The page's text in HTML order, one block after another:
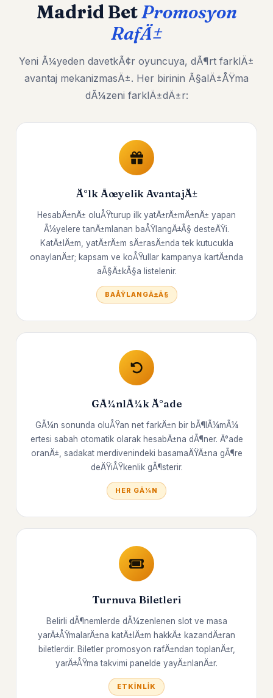
Madrid BetPromosyon
RafÄ±
Yeni Ã¼yeden davetkÃ¢r oyuncuya, dÃ¶rt farklÄ±
avantaj mekanizmasÄ±. Her birinin Ã§alÄ±ÅŸma
dÃ¼zeni farklÄ±dÄ±r:
Ä°lk Ãœyelik AvantajÄ±
HesabÄ±nÄ± oluÅŸturup ilk yatÄ±rÄ±mÄ±nÄ± yapan
Ã¼yelere tanÄ±mlanan baÅŸlangÄ±Ã§ desteÄŸi.
KatÄ±lÄ±m, yatÄ±rÄ±m sÄ±rasÄ±nda tek kutucukla
onaylanÄ±r; kapsam ve koÅŸullar kampanya kartÄ±nda
aÃ§Ä±kÃ§a listelenir.
BAÅŸLANGÄ±Ã§
GÃ¼nlÃ¼k Ä°ade
GÃ¼n sonunda oluÅŸan net farkÄ±n bir bÃ¶lÃ¼mÃ¼
ertesi sabah otomatik olarak hesabÄ±na dÃ¶ner. Ä°ade
oranÄ±, sadakat merdivenindeki basamaÄŸÄ±na gÃ¶re
deÄŸiÅŸkenlik gÃ¶sterir.
HER GÃ¼N
Turnuva Biletleri
Belirli dÃ¶nemlerde dÃ¼zenlenen slot ve masa
yarÄ±ÅŸmalarÄ±na katÄ±lÄ±m hakkÄ± kazandÄ±ran
biletlerdir. Biletler promosyon rafÄ±ndan toplanÄ±r,
yarÄ±ÅŸma takvimi panelde yayÄ±nlanÄ±r.
ETKINLIK